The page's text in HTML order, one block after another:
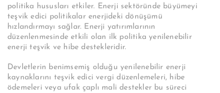
politika hususları etkiler. Enerji sektöründe büyümeyi
teşvik edici politikalar enerjideki dönüşümü
hızlandırmayı sağlar. Enerji yatırımlarının
düzenlenmesinde etkili olan ilk politika yenilenebilir
enerji teşvik ve hibe destekleridir.
Devletlerin benimsemiş olduğu yenilenebilir enerji
kaynaklarını teşvik edici vergi düzenlemeleri, hibe
ödemeleri veya ufak çaplı mali destekler bu süreci